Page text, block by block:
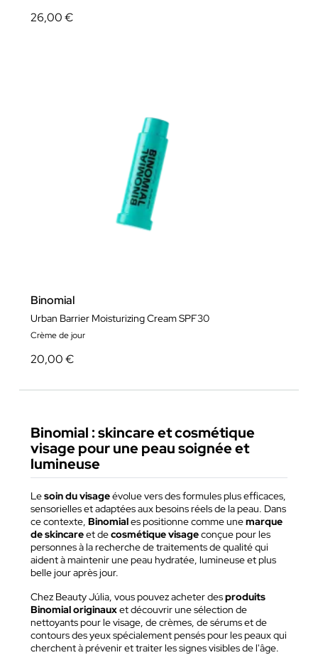
26,00 €
Binomial
Urban Barrier Moisturizing Cream SPF30
Crème de jour
20,00 €
Binomial : skincare et cosmétique
visage pour une peau soignée et
lumineuse
Lesoin du visageévolue vers des formules plus efficaces,
sensorielles et adaptées aux besoins réels de la peau. Dans
ce contexte, Binomiales positionne comme unemarque
de skincareet decosmétique visageconçue pour les
personnes à la recherche de traitements de qualité qui
aident à maintenir une peau hydratée, lumineuse et plus
belle jour après jour.
Chez Beauty Júlia, vous pouvez acheter desproduits
Binomial originauxet découvrir une sélection de
nettoyants pour le visage, de crèmes, de sérums et de
contours des yeux spécialement pensés pour les peaux qui
cherchent à prévenir et traiter les signes visibles de l'âge.